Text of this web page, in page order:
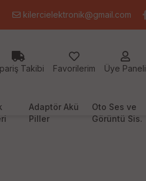
kilercielektronik@gmail.com
Takibi Favorilerim Üye Paneli
Adaptör Akü
Piller
Oto Ses ve
Görüntü Sis.